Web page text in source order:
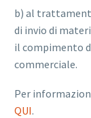
b) al
di invio di
il compimento
commerciale.
Per
QUI.